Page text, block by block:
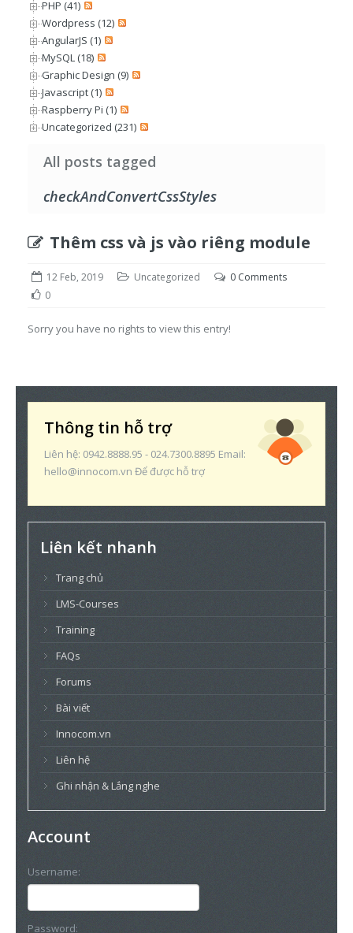
PHP (41)
Wordpress (12)
AngularJS (1)
MySQL (18)
Graphic Design (9)
Javascript (1)
Raspberry Pi (1)
Uncategorized (231)
All posts tagged
checkAndConvertCssStyles
Thêm css và js vào riêng module
12 Feb, 2019 Uncategorized
0 Comments
0
Sorry you have no rights to view this entry!
Thông tin hỗ trợ
Liên hệ: 0942.8888.95 - 024.7300.8895 Email:
hello@innocom.vn Để được hỗ trợ
Liên kết nhanh
Trang chủ
LMS-Courses
Training
FAQs
Forums
Bài viết
Innocom.vn
Liên hệ
Ghi nhận & Lắng nghe
Account
Username:
Password: